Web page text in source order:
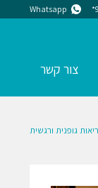
Whatsapp
צור קשר